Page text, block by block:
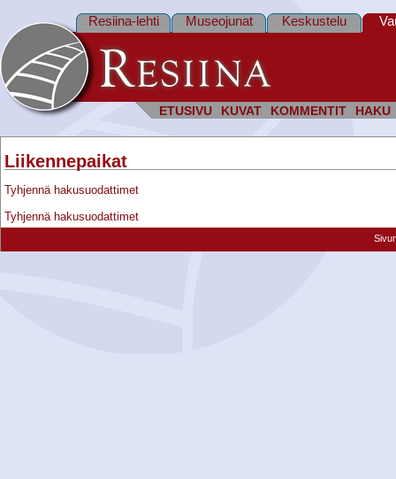
ETUSIVU KUVAT KOMMENTIT HAKU
Resiina-lehti Museojunat Keskustelu
Liikennepaikat
Tyhjennä hakusuodattimet
Tyhjennä hakusuodattimet